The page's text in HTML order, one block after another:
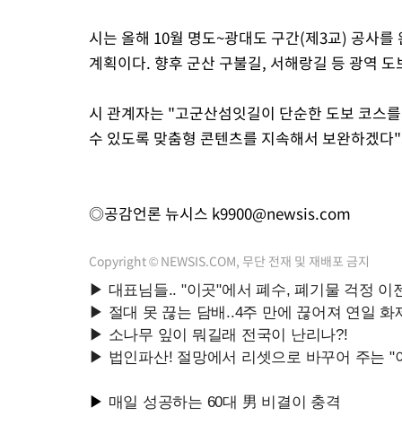
시는 올해 10월 명도~광대도 구간(제3교) 공사
계획이다. 향후 군산 구불길, 서해랑길 등 광역
시 관계자는 "고군산섬잇길이 단순한 도보 코스
수 있도록 맞춤형 콘텐츠를 지속해서 보완하겠다
◎공감언론 뉴시스 k9900@newsis.com
Copyright © NEWSIS.COM, 무단 전재 및 재배포 금지